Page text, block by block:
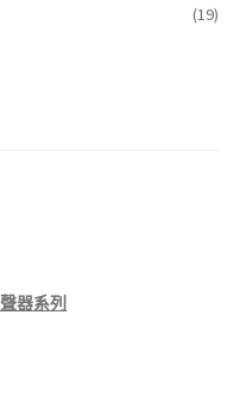
(19)
器系列